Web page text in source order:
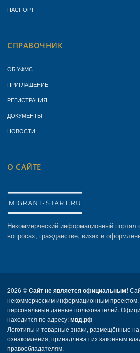
ПАСПОРТ
СПРАВОЧНИК
ОБ УФМС
ПРИГЛАШЕНИЕ
РЕГИСТРАЦИЯ
ДОКУМЕНТЫ
НОВОСТИ
О САЙТЕ
Некоммерческий информационный портал
вопросах, гражданстве, визах и
2026 ©Сайт не является официальным!
некоммерческим информационным
персональные данные пользователей.
находится по адресу:мвд.рф
Логотипы и товарные знаки, размещённые
ознакомления, принадлежат их законным
правообладателям.